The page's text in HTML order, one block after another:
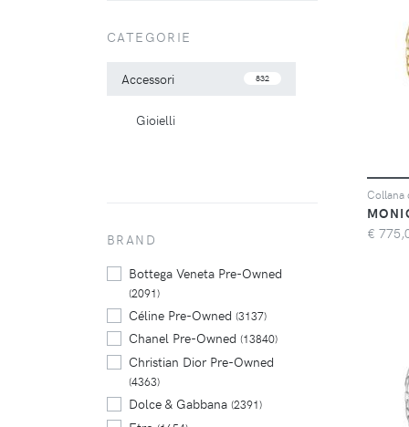
€
CATEGORIE
Accessori 832
Gioielli
BRAND
Bottega Veneta Pre-Owned
(2091)
Céline Pre-Owned (3137)
Chanel Pre-Owned (13840)
Christian Dior Pre-Owned
(4363)
Dolce & Gabbana (2391)